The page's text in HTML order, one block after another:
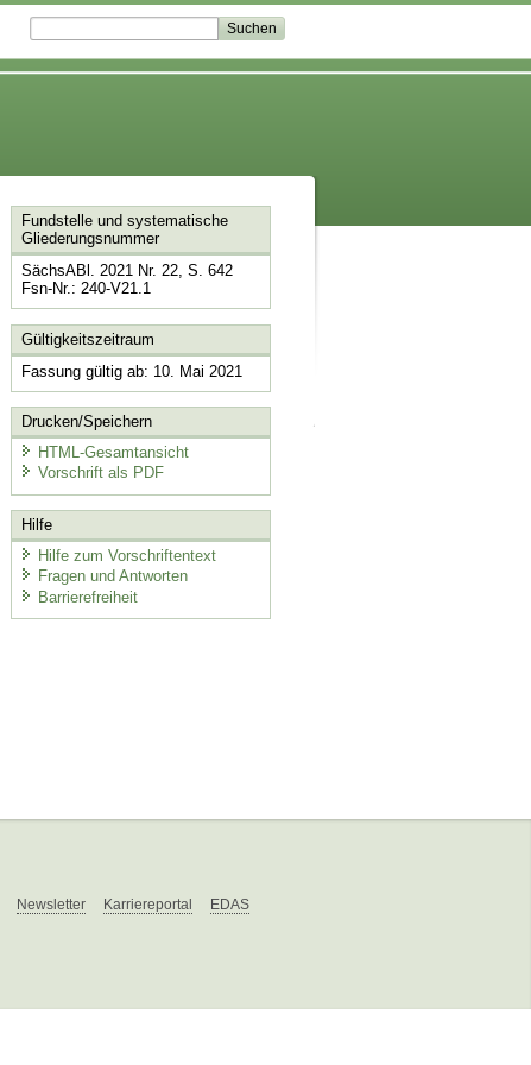
Fundstelle und systematische
Gliederungsnummer
SächsABl. 2021 Nr. 22, S. 642
Fsn-Nr.: 240-V21.1
Gültigkeitszeitraum
Fassung gültig ab: 10. Mai 2021
Drucken/Speichern
HTML-Gesamtansicht
Vorschrift als PDF
Hilfe
Hilfe zum Vorschriftentext
Fragen und Antworten
Barrierefreiheit
Newsletter Karriereportal EDAS